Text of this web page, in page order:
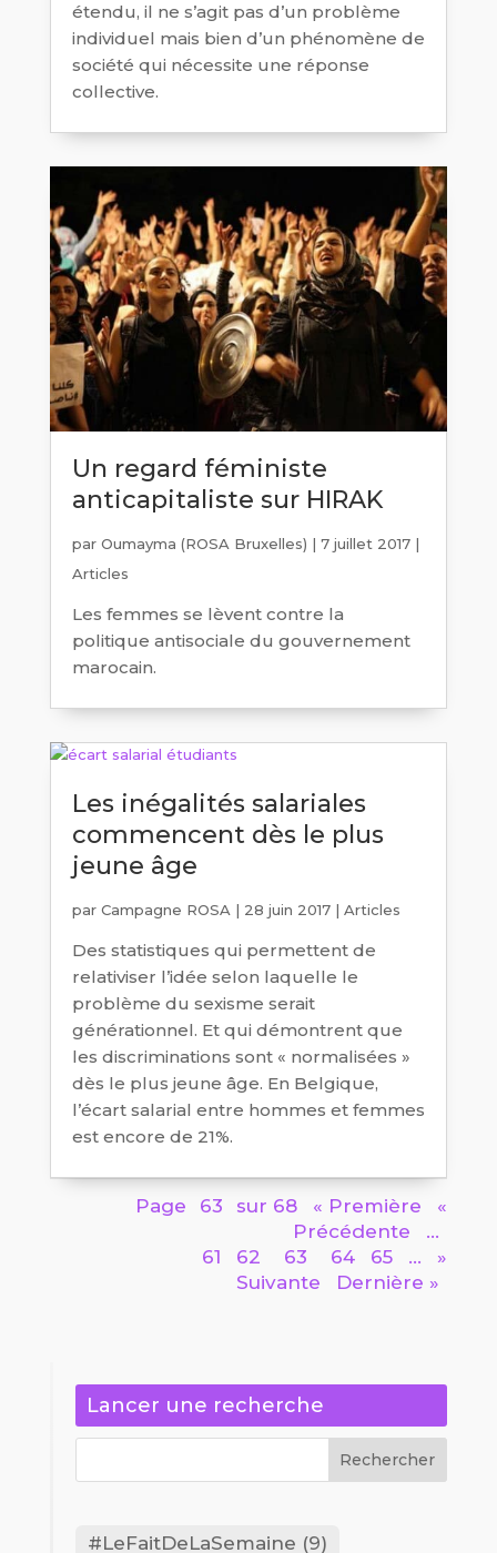
étendu, il ne s’agit pas d’un problème
individuel mais bien d’un phénomène de
société qui nécessite une réponse
collective.
Un regard féministe
anticapitaliste sur HIRAK
par Oumayma (ROSA Bruxelles) | 7 juillet 2017|
Articles
Les femmes se lèvent contre la
politique antisociale du gouvernement
marocain.
Les inégalités salariales
commencent dès le plus
jeune âge
par Campagne ROSA| 28 juin 2017| Articles
Des statistiques qui permettent de
relativiser l’idée selon laquelle le
problème du sexisme serait
générationnel. Et qui démontrent que
les discriminations sont « normalisées »
dès le plus jeune âge. En Belgique,
l’écart salarial entre hommes et femmes
est encore de 21%.
Page 63 sur 68 « Première
«
Précédente
…
61
62 63 64 65 …
»
Suivante
Dernière »
Lancer une recherche
#LeFaitDeLaSemaine (9)